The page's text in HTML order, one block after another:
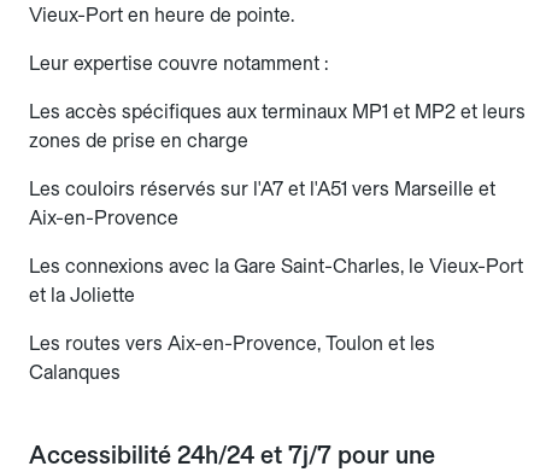
Vieux-Port en heure de pointe.
Leur expertise couvre notamment :
Les accès spécifiques aux terminaux MP1 et MP2 et leurs
zones de prise en charge
Les couloirs réservés sur l'A7 et l'A51 vers Marseille et
Aix-en-Provence
Les connexions avec la Gare Saint-Charles, le Vieux-Port
et la Joliette
Les routes vers Aix-en-Provence, Toulon et les
Calanques
Accessibilité 24h/24 et 7j/7 pour une